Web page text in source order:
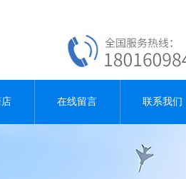
在线留言 联系我们